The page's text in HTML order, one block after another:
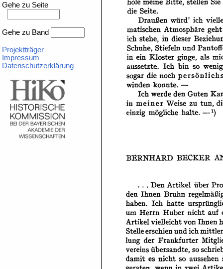
Gehe zu Seite
Gehe zu Band
Projektträger
Impressum
Datenschutzerklärung